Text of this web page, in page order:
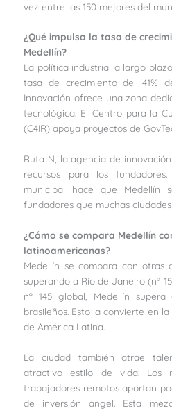
vez entre las 150 mejores del
¿Qué impulsa la tasa de
Medellín?
La política industrial a largo
tasa de crecimiento del 41%
Innovación ofrece una zona
tecnológica. El Centro para la
(C4IR) apoya proyectos de
Ruta N, la agencia de
recursos para los
municipal hace que Medellín
fundadores que muchas
¿Cómo se compara Medellín
latinoamericanas?
Medellín se compara con otras
superando a Río de Janeiro (nº
nº 145 global, Medellín
brasileños. Esto la convierte en
de América Latina.
La ciudad también atrae
atractivo estilo de vida. Los
trabajadores remotos aportan
de inversión ángel. Esta